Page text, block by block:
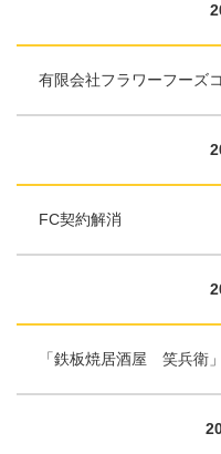
有限会社フラワーフーズ
FC契約解消
「鉄板焼居酒屋 笑兵衛